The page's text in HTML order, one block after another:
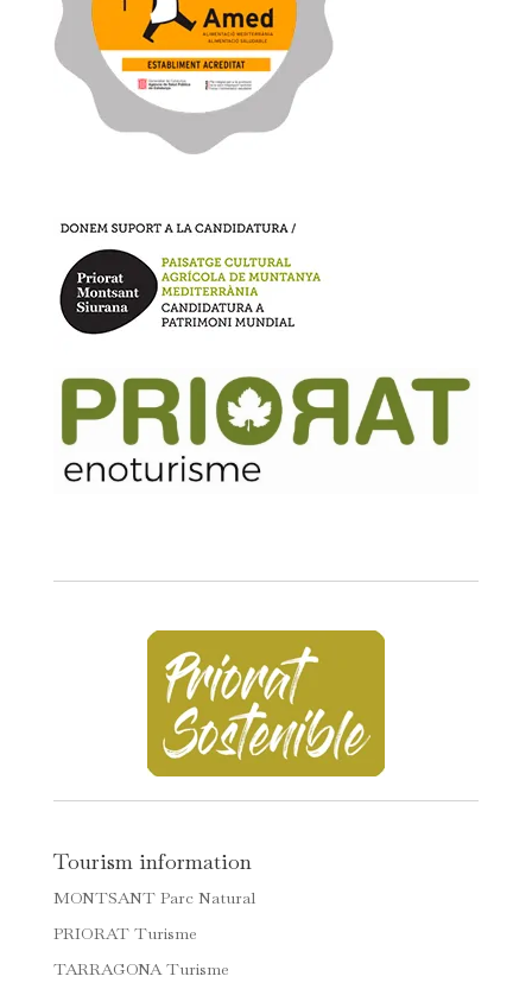
Tourism information
MONTSANT Parc Natural
PRIORAT Turisme
TARRAGONA Turisme